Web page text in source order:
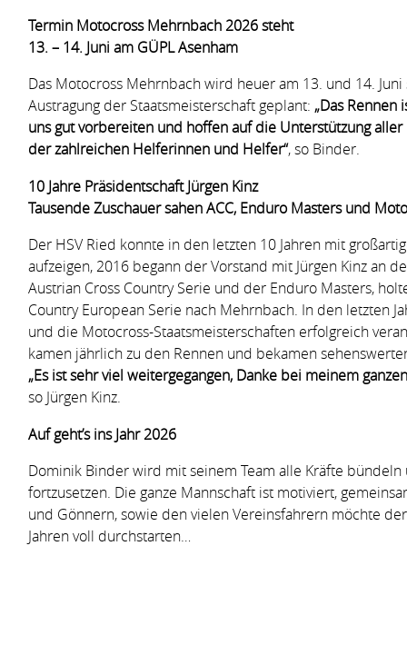
Termin Motocross Mehrnbach 2026 steht
13. – 14. Juni am GÜPL Asenham
Das Motocross Mehrnbach wird heuer am 13. und 14.
Austragung der Staatsmeisterschaft geplant: „Das
uns gut vorbereiten und hoffen auf die Unterstützung
der zahlreichen Helferinnen und Helfer“, so Binder.
10 Jahre Präsidentschaft Jürgen Kinz
Tausende Zuschauer sahen ACC, Enduro Masters und
Der HSV Ried konnte in den letzten 10 Jahren mit
aufzeigen, 2016 begann der Vorstand mit Jürgen Kinz an
Austrian Cross Country Serie und der Enduro Masters,
Country European Serie nach Mehrnbach. In den letzten
und die Motocross-Staatsmeisterschaften erfolgreich
kamen jährlich zu den Rennen und bekamen
„Es ist sehr viel weitergegangen, Danke bei meinem
so Jürgen Kinz.
Auf geht’s ins Jahr 2026
Dominik Binder wird mit seinem Team alle Kräfte bündeln
fortzusetzen. Die ganze Mannschaft ist motiviert,
und Gönnern, sowie den vielen Vereinsfahrern möchte
Jahren voll durchstarten…